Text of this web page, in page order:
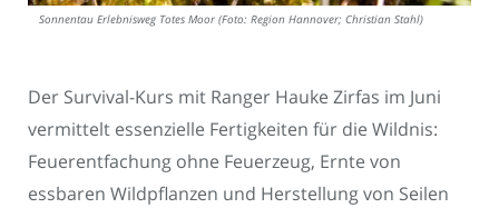
Sonnentau Erlebnisweg Totes Moor (Foto: Region Hannover; Christian Stahl)
Der Survival-Kurs mit Ranger Hauke Zirfas im Juni
vermittelt essenzielle Fertigkeiten für die Wildnis:
Feuerentfachung ohne Feuerzeug, Ernte von
essbaren Wildpflanzen und Herstellung von Seilen